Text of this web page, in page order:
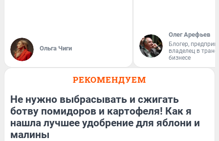
Ольга Чиги
Олег Арефьев
Блогер,
владелец в
бизнесе
РЕКОМЕНДУЕМ
Не нужно выбрасывать и сжигать
ботву помидоров и картофеля! Как я
нашла лучшее удобрение для яблони и
малины